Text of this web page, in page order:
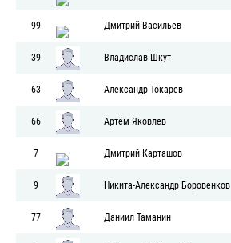
99 Дмитрий Васильев
39 Владислав Шкут
63 Александр Токарев
66 Артём Яковлев
7 Дмитрий Карташов
9 Никита-Александр Боровенков
77 Даниил Таманин